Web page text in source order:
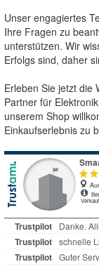
Unser engagiertes
Ihre Fragen zu
unterstützen. Wir
Erfolgs sind, daher
Erleben Sie jetzt die
Partner für
unserem Shop
Einkaufserlebnis zu